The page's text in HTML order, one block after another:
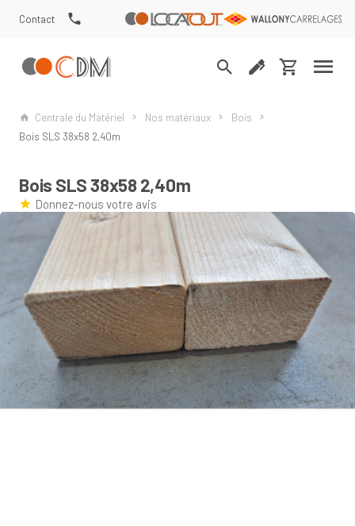
Contact
Centrale du Matériel Nos matériaux
Bois
Bois SLS 38x58 2,40m
Bois SLS 38x58 2,40m
Donnez-nous votre avis